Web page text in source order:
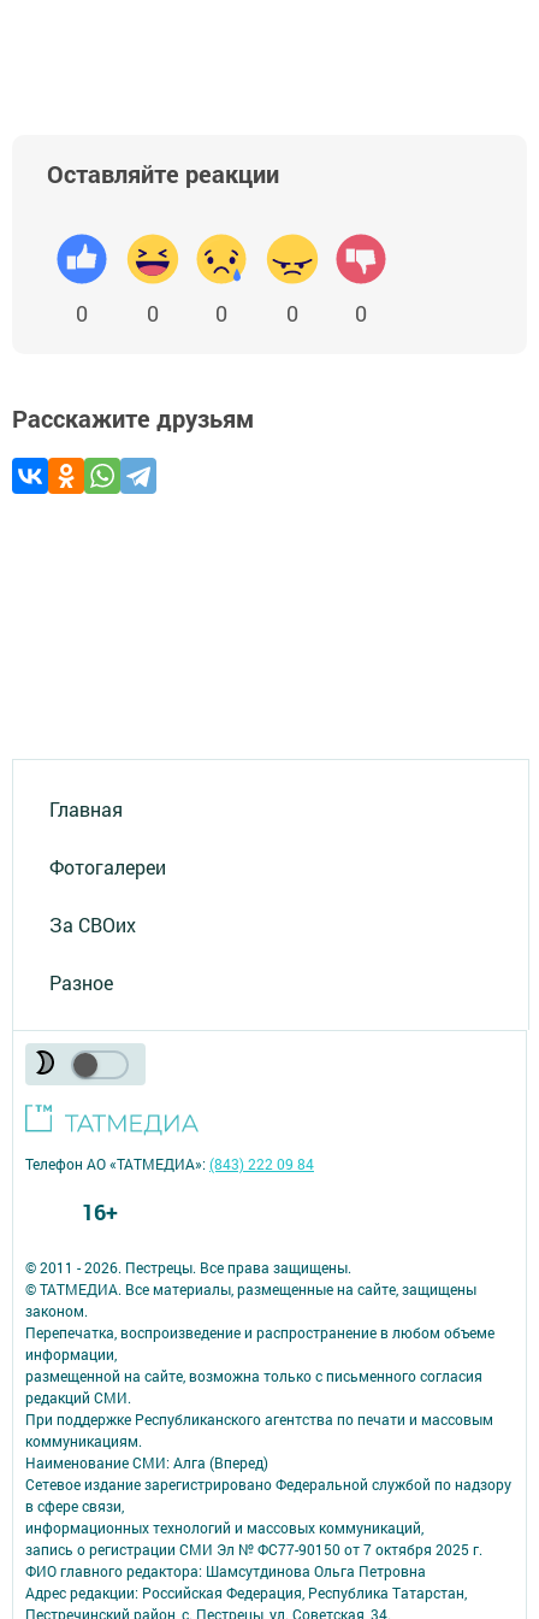
Оставляйте реакции
0 0 0 0 0
Расскажите друзьям
Главная
Фотогалереи
За СВОих
Разное
© 2011 - 2026. Пестрецы. Все права защищены.
© ТАТМЕДИА. Все материалы, размещенные на сайте, защищены
законом.
Перепечатка, воспроизведение и распространение в любом объеме
информации,
размещенной на сайте, возможна только с письменного согласия
редакций СМИ.
При поддержке Республиканского агентства по печати и массовым
коммуникациям.
Наименование СМИ: Алга (Вперед)
Сетевое издание зарегистрировано Федеральной службой по надзору
в сфере связи,
информационных технологий и массовых коммуникаций,
запись о регистрации СМИ Эл № ФС77-90150 от 7 октября 2025 г.
ФИО главного редактора: Шамсутдинова Ольга Петровна
Адрес редакции: Российская Федерация, Республика Татарстан,
Пестречинский район, с. Пестрецы, ул. Советская, 34.
Телефон АО «ТАТМЕДИА»:(843) 222 09 84
16+